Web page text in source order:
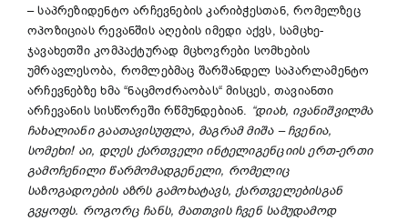
– საპრეზიდენტო არჩევნების კარიბჭესთან, რომელზეც
ოპოზიციას რევანშის აღების იმედი აქვს, სამცხე-
ჯავახეთში კომპაქტურად მცხოვრები სომხების
უმრავლესობა, რომლებმაც შარშანდელ საპარლამენტო
არჩევნებზე ხმა “ნაცმოძრაობას“ მისცეს, თავიანთი
არჩევანის სისწორეში რწმუნდებიან. “დიახ, ივანიშვილმა
ჩახალიანი გაათავისუფლა, მაგრამ მიშა – ჩვენია,
სომეხი! აი, დღეს ქართველი ინტელიგენციის ერთ-ერთი
გამოჩენილი წარმომადგენელი, რომელიც
საზოგადოების აზრს გამოხატავს, ქართველებისგან
გვყოფს. როგორც ჩანს, მათთვის ჩვენ სამუდამოდ